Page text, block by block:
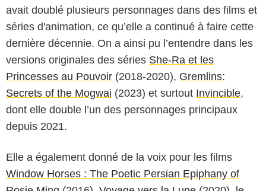
avait doublé plusieurs personnages dans des films et
séries d'animation, ce qu’elle a continué à faire cette
dernière décennie. On a ainsi pu l’entendre dans les
versions originales des séries She-Ra et les
Princesses au Pouvoir (2018-2020), Gremlins:
Secrets of the Mogwai (2023) et surtout Invincible,
dont elle double l’un des personnages principaux
depuis 2021.
Elle a également donné de la voix pour les films
Window Horses : The Poetic Persian Epiphany of